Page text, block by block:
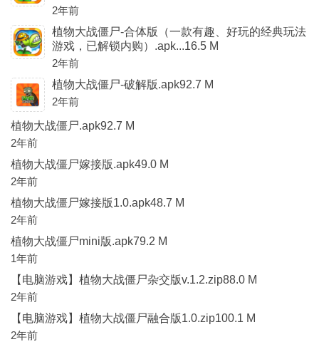
2年前
植物大战僵尸-合体版（一款有趣、好玩的经典玩法
游戏，已解锁内购）.apk...16.5 M
2年前
植物大战僵尸-破解版.apk92.7 M
2年前
植物大战僵尸.apk92.7 M
2年前
植物大战僵尸嫁接版.apk49.0 M
2年前
植物大战僵尸嫁接版1.0.apk48.7 M
2年前
植物大战僵尸mini版.apk79.2 M
1年前
【电脑游戏】植物大战僵尸杂交版v.1.2.zip88.0 M
2年前
【电脑游戏】植物大战僵尸融合版1.0.zip100.1 M
2年前